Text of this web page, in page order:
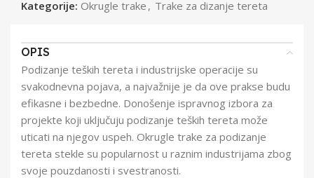
Kategorije: Okrugle trake , Trake za dizanje tereta
OPIS
Podizanje teških tereta i industrijske operacije su
svakodnevna pojava, a najvažnije je da ove prakse budu
efikasne i bezbedne. Donošenje ispravnog izbora za
projekte koji uključuju podizanje teških tereta može
uticati na njegov uspeh. Okrugle trake za podizanje
tereta stekle su popularnost u raznim industrijama zbog
svoje pouzdanosti i svestranosti.